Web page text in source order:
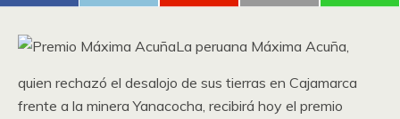
La peruana Máxima Acuña,
quien rechazó el desalojo de sus tierras en Cajamarca
frente a la minera Yanacocha, recibirá hoy el premio